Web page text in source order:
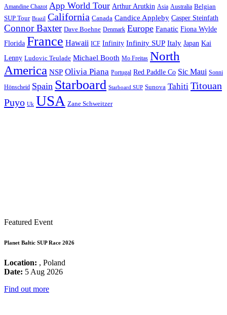
Amandine Chazot App World Tour Arthur Arutkin Asia Australia Belgian
SUP Tour Brazil California Canada Candice Appleby Casper Steinfath
Connor Baxter Dave Boehne Denmark Europe Fanatic Fiona Wylde
Florida France Hawaii ICF Infinity Infinity SUP Italy Japan Kai
Lenny Ludovic Teulade Michael Booth Mo Freitas North
America NSP Olivia Piana Portugal Red Paddle Co Sic Maui Sonni
Hönscheid Spain Starboard Starboard SUP Sunova Tahiti Titouan
Puyo Uk USA Zane Schweitzer
Featured Event
Planet Baltic SUP Race 2026
Location: , Poland
Date: 5 Aug 2026
Find out more